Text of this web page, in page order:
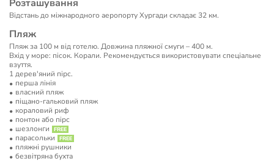
Розташування
Відстань до міжнародного аеропорту Хургади складає 32 км.
Пляж
Пляж за 100 м від готелю. Довжина пляжної смуги – 400 м.
Вхід у море: пісок. Корали. Рекомендується використовувати спеціальне
взуття.
1 дерев'яний пірс.
перша лінія
власний пляж
піщано-гальковий пляж
кораловий риф
понтон або пірс
шезлонги
парасольки
пляжні рушники
безвітряна бухта